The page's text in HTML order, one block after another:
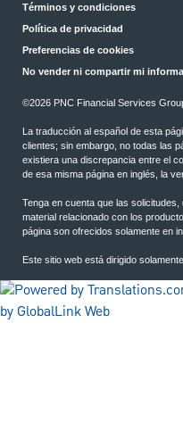
Términos y condiciones
Política de privacidad
Preferencias de cookies
No vender ni compartir mi
©2026 PNC Financial Services
La traducción al español de esta
clientes; sin embargo, no todas las
existiera una discrepancia entre el
de esa misma página en inglés, la
Tenga en cuenta que las
material relacionado con los
página son ofrecidos solamente en
Este sitio web está dirigido
by GlobalLink Web